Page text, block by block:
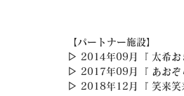
【パートナー施設】
▷ 2014年09月『 太希お
▷ 2017年09月『 あおぞ
▷ 2018年12月『 笑来笑